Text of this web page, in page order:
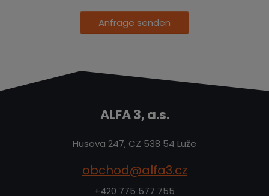
Anfrage senden
ALFA 3, a.s.
Husova 247, CZ 538 54 Luže
obchod@alfa3.cz
+420 775 577 755